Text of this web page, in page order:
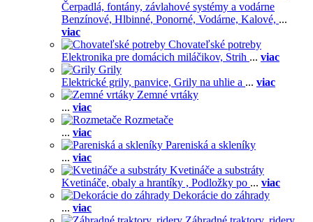
Čerpadlá, fontány, závlahové systémy a vodárne
Benzínové, Hlbinné, Ponorné, Vodárne, Kalové, ...
viac
Chovateľské potreby
Elektronika pre domácich miláčikov, Strih ... viac
Grily
Elektrické grily, panvice, Grily na uhlie a ... viac
Zemné vrtáky
... viac
Rozmetače
... viac
Pareniská a skleníky
... viac
Kvetináče a substráty
Kvetináče, obaly a hrantíky , Podložky po ... viac
Dekorácie do záhrady
... viac